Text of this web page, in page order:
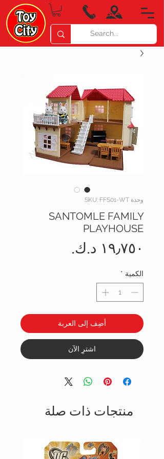
وحدة SKU: FFS01-WT
SANTOMLE FAMILY
PLAYHOUSE
الكمية *
أضِف إلى العربة
اشترِ الآن
منتجات ذات صلة